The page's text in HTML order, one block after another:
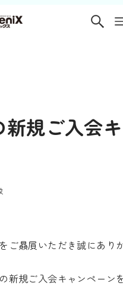
規ご入会キ
ご贔屓いただき誠にあり
新規ご入会キャンペーン